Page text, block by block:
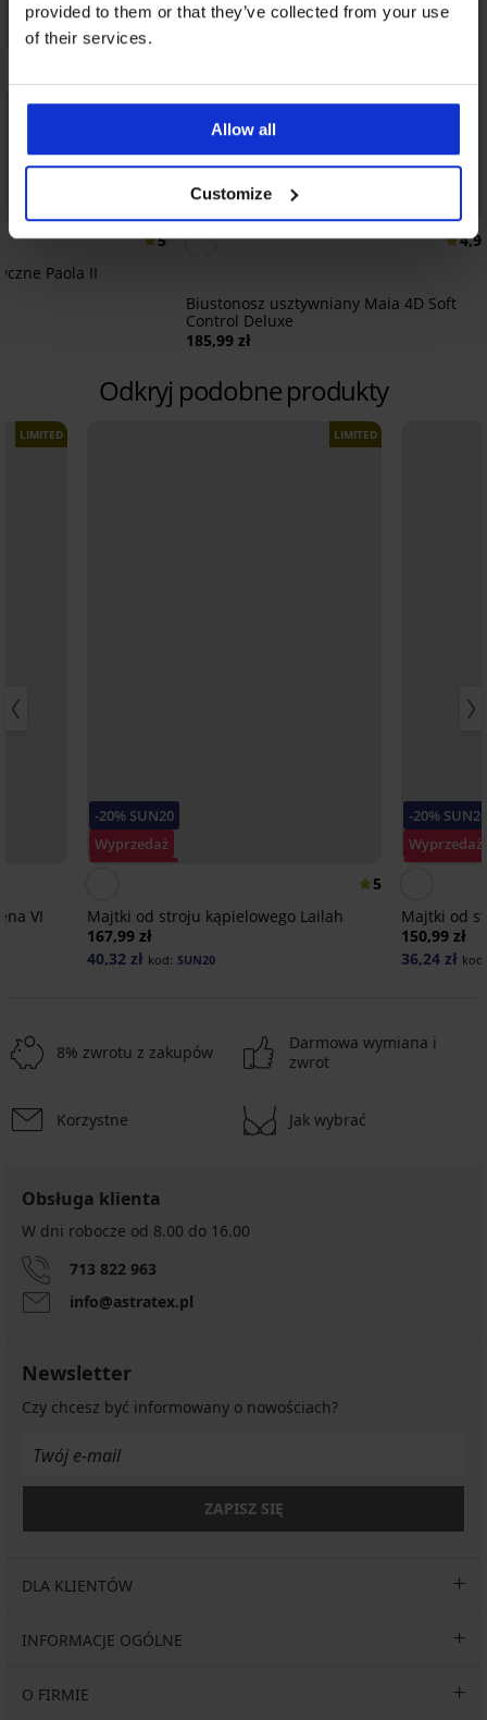
provided to them or that they’ve collected from your use
of their services.
Allow all
Customize
5
Paola II
4,9
Biustonosz usztywniany Maia 4D Soft
Control Deluxe
185,99 zł
Odkryj podobne produkty
LIMITED
VI
-20% SUN20
Wyprzedaż
LIMITED
5
Majtki od stroju kąpielowego Lailah
167,99 zł
40,32 zł kod: SUN20
-20%
Wyprzedaż
Majtki od
150,99 zł
36,24 zł kod:
8% zwrotu z zakupów
Darmowa wymiana i
zwrot
Korzystne Jak wybrać
Obsługa klienta
W dni robocze od 8.00 do 16.00
713 822 963
info@astratex.pl
Newsletter
Czy chcesz być informowany o nowościach?
ZAPISZ SIĘ
DLA KLIENTÓW
INFORMACJE OGÓLNE
O FIRMIE